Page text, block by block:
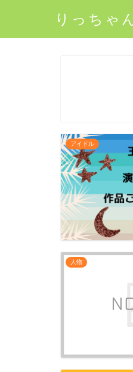
りっちゃ
アイドル
人物